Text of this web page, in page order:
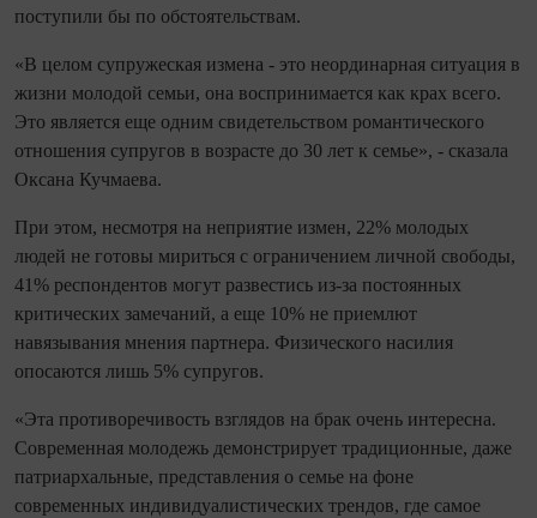
поступили бы по обстоятельствам.
«В целом супружеская измена - это неординарная ситуация в
жизни молодой семьи, она воспринимается как крах всего.
Это является еще одним свидетельством романтического
отношения супругов в возрасте до 30 лет к семье», - сказала
Оксана Кучмаева.
При этом, несмотря на неприятие измен, 22% молодых
людей не готовы мириться с ограничением личной свободы,
41% респондентов могут развестись из-за постоянных
критических замечаний, а еще 10% не приемлют
навязывания мнения партнера. Физического насилия
опосаются лишь 5% супругов.
«Эта противоречивость взглядов на брак очень интересна.
Современная молодежь демонстрирует традиционные, даже
патриархальные, представления о семье на фоне
современных индивидуалистических трендов, где самое